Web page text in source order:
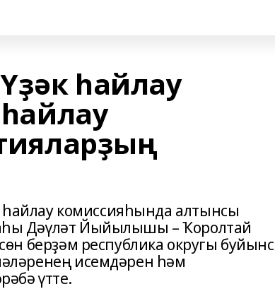
һайлау
һайлау комиссияһында алтынсы
Дәүләт Йыйылышы – Ҡоролтай
берҙәм республика округы
исемдәрен һәм
үтте.